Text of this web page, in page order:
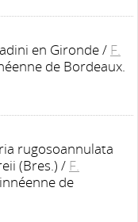
en Gironde/ F.
de Bordeaux.
rugosoannulata
(Bres.) / F.
de